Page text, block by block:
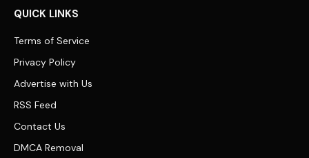
QUICK LINKS
Terms of Service
Privacy Policy
Advertise with Us
RSS Feed
Contact Us
DMCA Removal